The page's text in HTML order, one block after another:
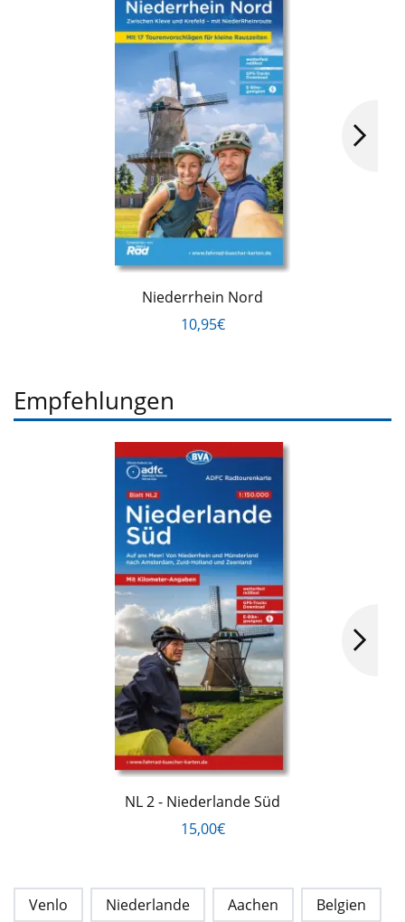
Niederrhein Nord
10,95€
Empfehlungen
NL 2 - Niederlande Süd
15,00€
Venlo Niederlande Aachen Belgien